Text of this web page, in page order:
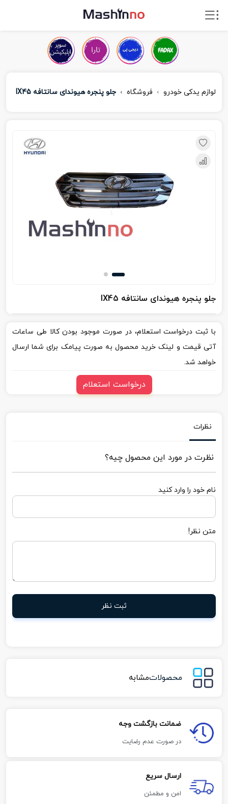
لوازم یدکی خودرو فروشگاه جلو پنجره هیوندای سانتافه IX45
جلو پنجره هیوندای سانتافه IX45
با ثبت درخواست استعلام، در صورت موجود بودن کالا طی ساعات
آتی قیمت و لینک خرید محصول به صورت پیامک برای شما ارسال
خواهد شد.
درخواست استعلام
نظرات
نظرت در مورد این محصول چیه؟
نام خود را وارد کنید
متن نظر!
ثبت نظر
محصولاتمشابه
ضمانت بازگشت وجه
در صورت عدم رضایت
ارسال سریع
امن و مطمئن